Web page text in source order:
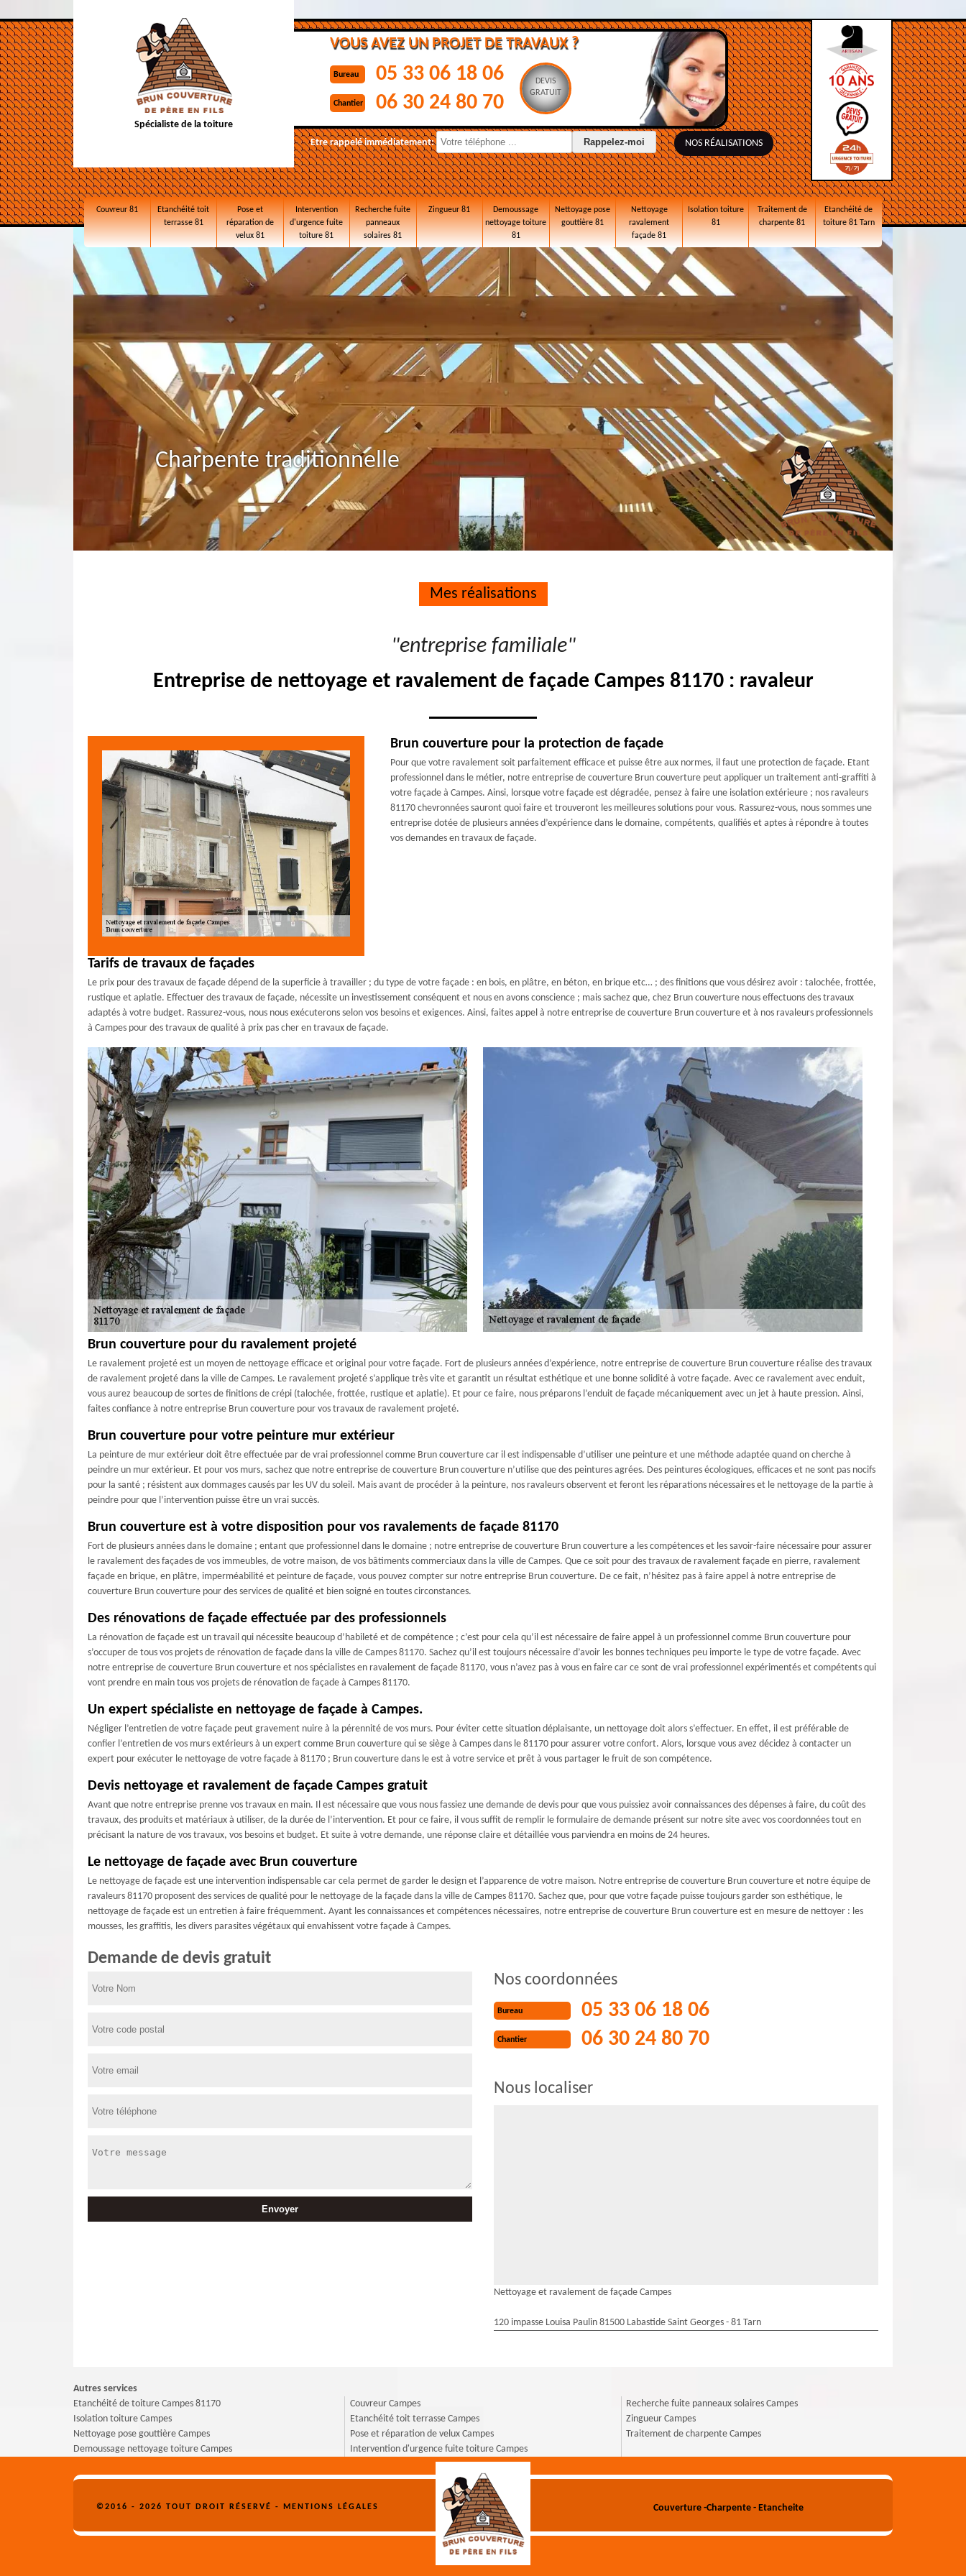
Spécialiste de la toiture
VOUS AVEZ UN PROJET DE TRAVAUX ?
Bureau 05 33 06 18 06
Chantier 06 30 24 80 70
DEVIS
GRATUIT
Etre rappelé immédiatement: NOS RÉALISATIONS
Couvreur 81
Etanchéité toit
terrasse 81
Pose et
réparation de
velux 81
Intervention
d'urgence fuite
toiture 81
Recherche fuite
panneaux
solaires 81
Zingueur 81
Demoussage
nettoyage toiture
81
Nettoyage pose
gouttière 81
Nettoyage
ravalement
façade 81
Isolation toiture
81
Traitement de
charpente 81
Etanchéité de
toiture 81 Tarn
Charpente traditionnelle
Mes réalisations
"entreprise familiale"
Entreprise de nettoyage et ravalement de façade Campes 81170 : ravaleur
Brun couverture pour la protection de façade
Pour que votre ravalement soit parfaitement efficace et puisse être aux normes, il faut une protection de façade. Etant
professionnel dans le métier, notre entreprise de couverture Brun couverture peut appliquer un traitement anti-graffiti à
votre façade à Campes. Ainsi, lorsque votre façade est dégradée, pensez à faire une isolation extérieure ; nos ravaleurs
81170 chevronnées sauront quoi faire et trouveront les meilleures solutions pour vous. Rassurez-vous, nous sommes une
entreprise dotée de plusieurs années d’expérience dans le domaine, compétents, qualifiés et aptes à répondre à toutes
vos demandes en travaux de façade.
Tarifs de travaux de façades
Le prix pour des travaux de façade dépend de la superficie à travailler ; du type de votre façade : en bois, en plâtre, en béton, en brique etc… ; des finitions que vous désirez avoir : talochée, frottée,
rustique et aplatie. Effectuer des travaux de façade, nécessite un investissement conséquent et nous en avons conscience ; mais sachez que, chez Brun couverture nous effectuons des travaux
adaptés à votre budget. Rassurez-vous, nous nous exécuterons selon vos besoins et exigences. Ainsi, faites appel à notre entreprise de couverture Brun couverture et à nos ravaleurs professionnels
à Campes pour des travaux de qualité à prix pas cher en travaux de façade.
Brun couverture pour du ravalement projeté
Le ravalement projeté est un moyen de nettoyage efficace et original pour votre façade. Fort de plusieurs années d’expérience, notre entreprise de couverture Brun couverture réalise des travaux
de ravalement projeté dans la ville de Campes. Le ravalement projeté s’applique très vite et garantit un résultat esthétique et une bonne solidité à votre façade. Avec ce ravalement avec enduit,
vous aurez beaucoup de sortes de finitions de crépi (talochée, frottée, rustique et aplatie). Et pour ce faire, nous préparons l’enduit de façade mécaniquement avec un jet à haute pression. Ainsi,
faites confiance à notre entreprise Brun couverture pour vos travaux de ravalement projeté.
Brun couverture pour votre peinture mur extérieur
La peinture de mur extérieur doit être effectuée par de vrai professionnel comme Brun couverture car il est indispensable d’utiliser une peinture et une méthode adaptée quand on cherche à
peindre un mur extérieur. Et pour vos murs, sachez que notre entreprise de couverture Brun couverture n’utilise que des peintures agrées. Des peintures écologiques, efficaces et ne sont pas nocifs
pour la santé ; résistent aux dommages causés par les UV du soleil. Mais avant de procéder à la peinture, nos ravaleurs observent et feront les réparations nécessaires et le nettoyage de la partie à
peindre pour que l’intervention puisse être un vrai succès.
Brun couverture est à votre disposition pour vos ravalements de façade 81170
Fort de plusieurs années dans le domaine ; entant que professionnel dans le domaine ; notre entreprise de couverture Brun couverture a les compétences et les savoir-faire nécessaire pour assurer
le ravalement des façades de vos immeubles, de votre maison, de vos bâtiments commerciaux dans la ville de Campes. Que ce soit pour des travaux de ravalement façade en pierre, ravalement
façade en brique, en plâtre, imperméabilité et peinture de façade, vous pouvez compter sur notre entreprise Brun couverture. De ce fait, n’hésitez pas à faire appel à notre entreprise de
couverture Brun couverture pour des services de qualité et bien soigné en toutes circonstances.
Des rénovations de façade effectuée par des professionnels
La rénovation de façade est un travail qui nécessite beaucoup d’habileté et de compétence ; c’est pour cela qu’il est nécessaire de faire appel à un professionnel comme Brun couverture pour
s’occuper de tous vos projets de rénovation de façade dans la ville de Campes 81170. Sachez qu’il est toujours nécessaire d’avoir les bonnes techniques peu importe le type de votre façade. Avec
notre entreprise de couverture Brun couverture et nos spécialistes en ravalement de façade 81170, vous n’avez pas à vous en faire car ce sont de vrai professionnel expérimentés et compétents qui
vont prendre en main tous vos projets de rénovation de façade à Campes 81170.
Un expert spécialiste en nettoyage de façade à Campes.
Négliger l’entretien de votre façade peut gravement nuire à la pérennité de vos murs. Pour éviter cette situation déplaisante, un nettoyage doit alors s’effectuer. En effet, il est préférable de
confier l’entretien de vos murs extérieurs à un expert comme Brun couverture qui se siège à Campes dans le 81170 pour assurer votre confort. Alors, lorsque vous avez décidez à contacter un
expert pour exécuter le nettoyage de votre façade à 81170 ; Brun couverture dans le est à votre service et prêt à vous partager le fruit de son compétence.
Devis nettoyage et ravalement de façade Campes gratuit
Avant que notre entreprise prenne vos travaux en main. Il est nécessaire que vous nous fassiez une demande de devis pour que vous puissiez avoir connaissances des dépenses à faire, du coût des
travaux, des produits et matériaux à utiliser, de la durée de l’intervention. Et pour ce faire, il vous suffit de remplir le formulaire de demande présent sur notre site avec vos coordonnées tout en
précisant la nature de vos travaux, vos besoins et budget. Et suite à votre demande, une réponse claire et détaillée vous parviendra en moins de 24 heures.
Le nettoyage de façade avec Brun couverture
Le nettoyage de façade est une intervention indispensable car cela permet de garder le design et l’apparence de votre maison. Notre entreprise de couverture Brun couverture et notre équipe de
ravaleurs 81170 proposent des services de qualité pour le nettoyage de la façade dans la ville de Campes 81170. Sachez que, pour que votre façade puisse toujours garder son esthétique, le
nettoyage de façade est un entretien à faire fréquemment. Ayant les connaissances et compétences nécessaires, notre entreprise de couverture Brun couverture est en mesure de nettoyer : les
mousses, les graffitis, les divers parasites végétaux qui envahissent votre façade à Campes.
Demande de devis gratuit
Nos coordonnées
Bureau 05 33 06 18 06
Chantier 06 30 24 80 70
Nous localiser
Nettoyage et ravalement de façade Campes
120 impasse Louisa Paulin 81500 Labastide Saint Georges - 81 Tarn
Autres services
Etanchéité de toiture Campes 81170
Isolation toiture Campes
Nettoyage pose gouttière Campes
Demoussage nettoyage toiture Campes
Couvreur Campes
Etanchéité toit terrasse Campes
Pose et réparation de velux Campes
Intervention d'urgence fuite toiture Campes
Recherche fuite panneaux solaires Campes
Zingueur Campes
Traitement de charpente Campes
©2016 - 2026 TOUT DROIT RÉSERVÉ - MENTIONS LÉGALES Couverture -Charpente - Etancheite